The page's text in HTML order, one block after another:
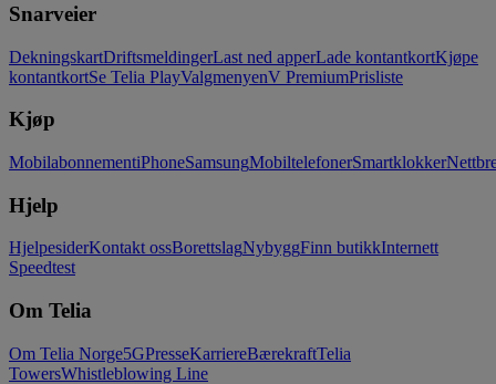
Snarveier
DekningskartDriftsmeldingerLast ned apperLade kontantkortKjøpe
kontantkortSe Telia PlayValgmenyenV PremiumPrisliste
Kjøp
MobilabonnementiPhoneSamsungMobiltelefonerSmartklokker
Hjelp
HjelpesiderKontakt ossBorettslagNybyggFinn butikkInternett
Speedtest
Om Telia
Om Telia Norge5GPresseKarriereBærekraftTelia
TowersWhistleblowing Line